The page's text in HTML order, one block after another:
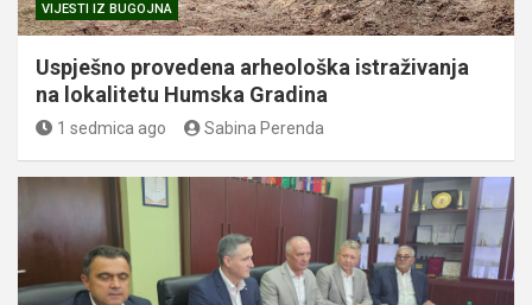
VIJESTI IZ BUGOJNA
Uspješno provedena arheološka istraživanja
na lokalitetu Humska Gradina
1 sedmica ago Sabina Perenda